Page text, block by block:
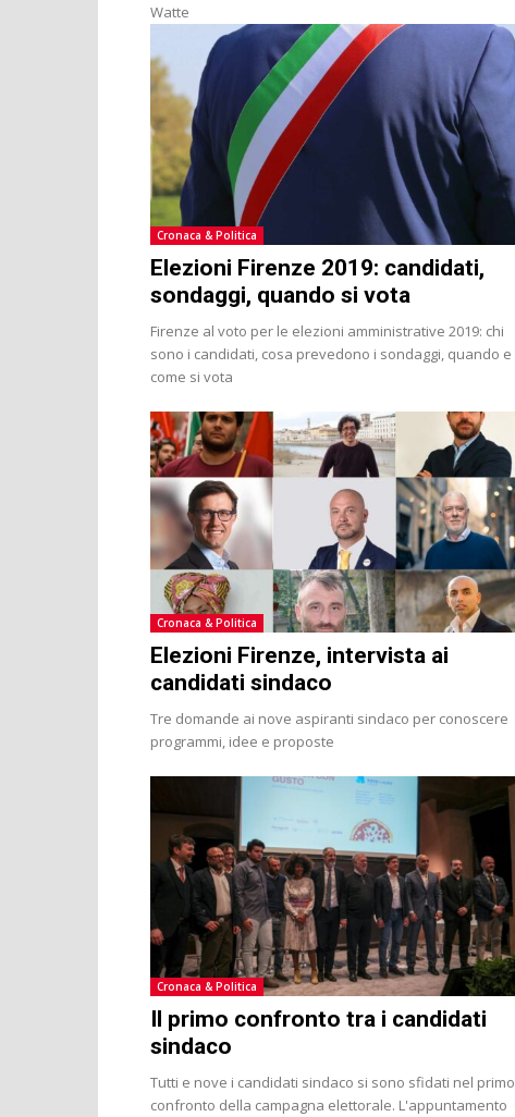
Watte
Cronaca & Politica
Elezioni Firenze 2019: candidati,
sondaggi, quando si vota
Firenze al voto per le elezioni amministrative 2019: chi
sono i candidati, cosa prevedono i sondaggi, quando e
come si vota
Cronaca & Politica
Elezioni Firenze, intervista ai
candidati sindaco
Tre domande ai nove aspiranti sindaco per conoscere
programmi, idee e proposte
Cronaca & Politica
Il primo confronto tra i candidati
sindaco
Tutti e nove i candidati sindaco si sono sfidati nel primo
confronto della campagna elettorale. L'appuntamento